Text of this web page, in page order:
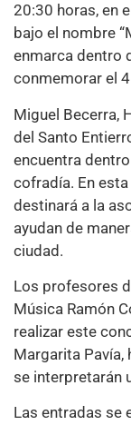
20:30 horas, en
bajo el nombre
enmarca dentro
conmemorar el
Miguel Becerra,
del Santo
encuentra
cofradía. En
destinará a la
ayudan de
ciudad.
Los profesores
Música Ramón
realizar este
Margarita Pavía,
se interpretarán
Las entradas se